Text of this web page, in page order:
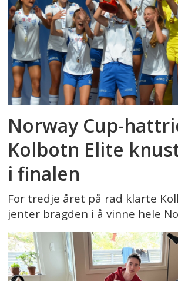
Norway Cup-
Kolbotn Elite
i finalen
For tredje året på rad klarte
jenter bragden i å vinne hele